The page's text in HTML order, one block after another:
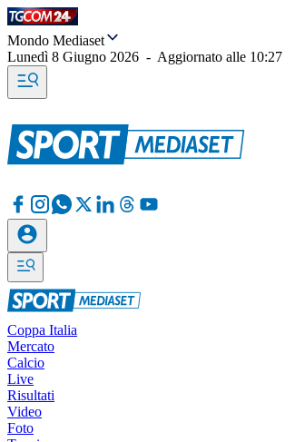
Mondo Mediaset
Lunedì 8 Giugno 2026 - Aggiornato alle 10:27
Coppa Italia
Mercato
Calcio
Live
Risultati
Video
Foto